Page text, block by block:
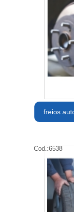
freios
Cod.:6538